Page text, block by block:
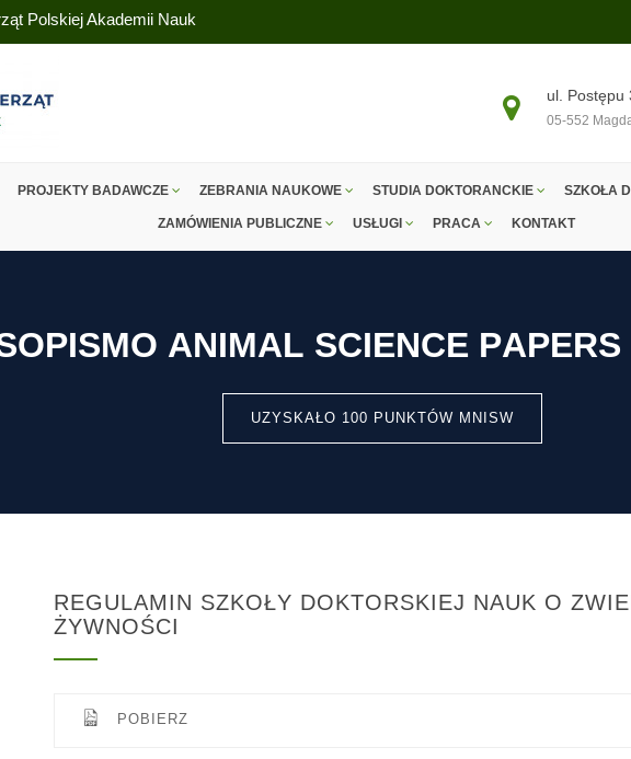
Polskiej Akademii Nauk
ul. Postępu
05-552
PROJEKTY BADAWCZE ZEBRANIA NAUKOWE STUDIA DOKTORANCKIE SZKOŁA
ZAMÓWIENIA PUBLICZNE USŁUGI PRACA KONTAKT
OPISMO ANIMAL SCIENCE PAPERS
UZYSKAŁO 100 PUNKTÓW MNISW
REGULAMIN SZKOŁY DOKTORSKIEJ NAUK O
ŻYWNOŚCI
POBIERZ